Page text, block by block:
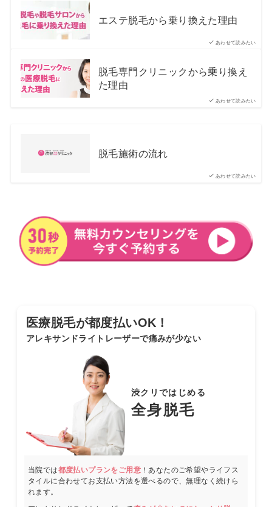
あわせて読みたい
エステ脱毛から乗り換えた理由
あわせて読みたい
脱毛専門クリニックから乗り換え
た理由
あわせて読みたい
脱毛施術の流れ
医療脱毛が都度払いOK！
アレキサンドライトレーザーで痛みが少ない
渋クリではじめる
全身脱毛
当院では都度払いプランをご用意！あなたのご希望やライフス
タイルに合わせてお支払い方法を選べるので、無理なく続けら
れます。